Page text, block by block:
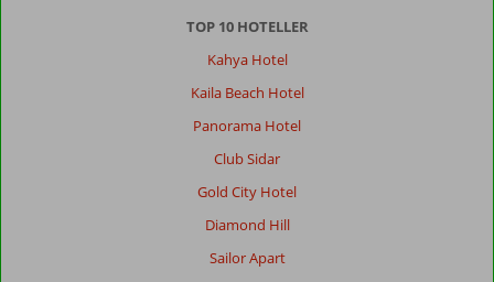
TOP 10 HOTELLER
Kahya Hotel
Kaila Beach Hotel
Panorama Hotel
Club Sidar
Gold City Hotel
Diamond Hill
Sailor Apart